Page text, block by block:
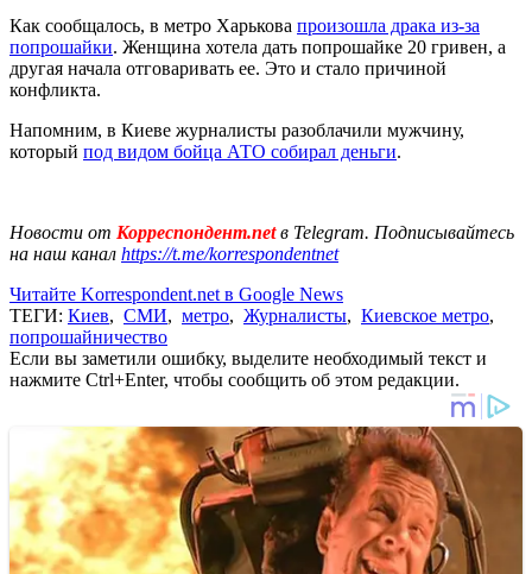
Как сообщалось, в метро Харькова произошла драка из-за
попрошайки. Женщина хотела дать попрошайке 20 гривен, а
другая начала отговаривать ее. Это и стало причиной
конфликта.
Напомним, в Киеве журналисты разоблачили мужчину,
который под видом бойца АТО собирал деньги.
Новости от Корреспондент.netв Telegram. Подписывайтесь
на наш канал https://t.me/korrespondentnet
Читайте Korrespondent.net в Google News
ТЕГИ: Киев, СМИ, метро, Журналисты, Киевское метро,
попрошайничество
Если вы заметили ошибку, выделите необходимый текст и
нажмите Ctrl+Enter, чтобы сообщить об этом редакции.